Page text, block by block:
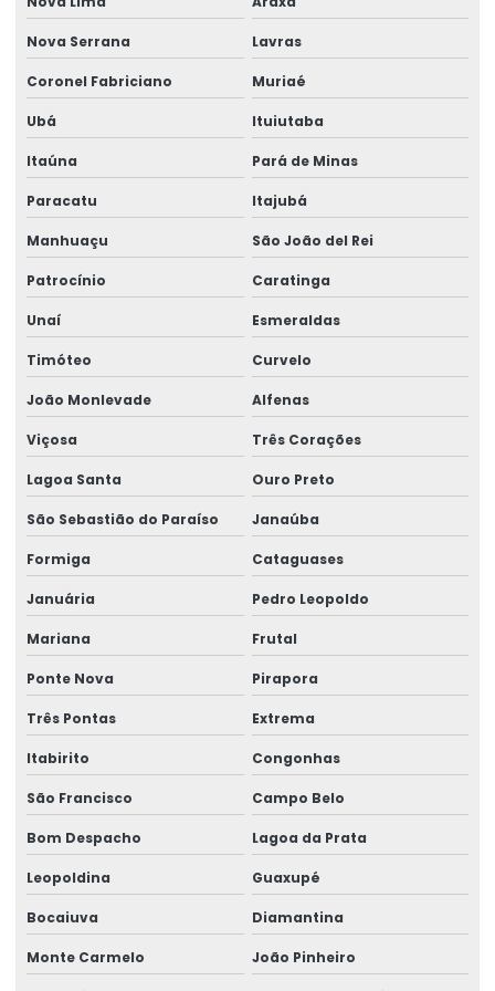
Impressão De Etiquetas Adesivas Personalizadas
Impressão De Rótulos Adesivos
Impressão De Rótulos Adesivos Personalizados
Impressão Rápida De Rótulos Personalizados
Impressora De Etiquetas Zebra
Impressora Etiqueta Termica
Impressora Etiqueta Zebra
Impressora Termica
Impressora Térmica De Etiquetas
Impressora Zebra
Impressora Zebra Etiqueta
Mini Impressora Termica
Onde Comprar Etiqueta Termica Para Impressão
Onde Comprar Etiqueta Térmica Para Logística
Produção De Etiquetas Adesivas Personalizadas
Produção De Etiquetas Em Várias Gramaturas
Produção De Rótulos Adesivos Personalizados
Produção Em Cartelas De Etiquetas Adesivas
Ribbon
Nova Serrana Lavras
Coronel Fabriciano Muriaé
Ubá Ituiutaba
Itaúna Pará de Minas
Paracatu Itajubá
Manhuaçu São João del Rei
Patrocínio Caratinga
Unaí Esmeraldas
Timóteo Curvelo
João Monlevade Alfenas
Viçosa Três Corações
Lagoa Santa Ouro Preto
São Sebastião do Paraíso Janaúba
Formiga Cataguases
Januária Pedro Leopoldo
Mariana Frutal
Ponte Nova Pirapora
Três Pontas Extrema
Itabirito Congonhas
São Francisco Campo Belo
Bom Despacho Lagoa da Prata
Leopoldina Guaxupé
Bocaiuva Diamantina
Monte Carmelo João Pinheiro